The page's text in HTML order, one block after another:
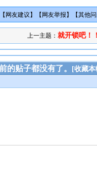
网友建议 】【 网友举报 】【其他
上一主题： 就开锁吧！！
的贴子都没有了。 [收藏本